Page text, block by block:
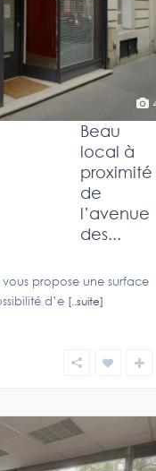
Beau
local à
proximité
de
l’avenue
des...
propose une surface
d’e [..suite]